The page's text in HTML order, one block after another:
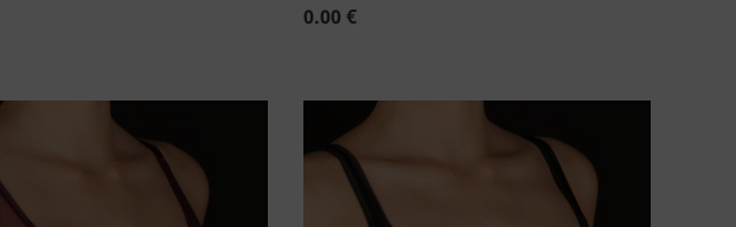
0.00 €